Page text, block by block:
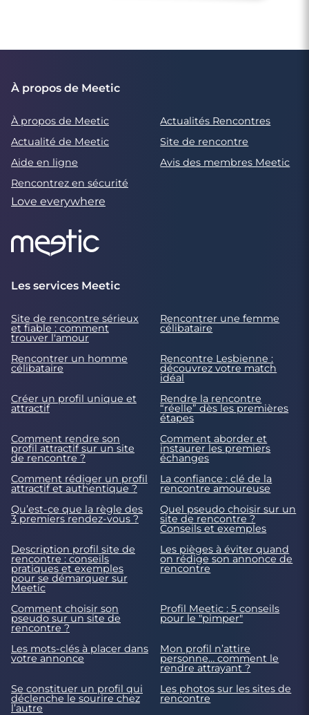
À propos de Meetic
À propos de Meetic
Actualités Rencontres
Actualité de Meetic
Site de rencontre
Aide en ligne
Avis des membres Meetic
Rencontrez en sécurité
Love everywhere
Les services Meetic
Site de rencontre sérieux
et fiable : comment
trouver l'amour
Rencontrer une femme
célibataire
Rencontrer un homme
célibataire
Rencontre Lesbienne :
découvrez votre match
idéal
Créer un profil unique et
attractif
Rendre la rencontre
“réelle” dès les premières
étapes
Comment rendre son
profil attractif sur un site
de rencontre ?
Comment aborder et
instaurer les premiers
échanges
Comment rédiger un profil
attractif et authentique ?
La confiance : clé de la
rencontre amoureuse
Qu’est-ce que la règle des
3 premiers rendez-vous ?
Quel pseudo choisir sur un
site de rencontre ?
Conseils et exemples
Description profil site de
rencontre : conseils
pratiques et exemples
pour se démarquer sur
Meetic
Les pièges à éviter quand
on rédige son annonce de
rencontre
Comment choisir son
pseudo sur un site de
rencontre ?
Profil Meetic : 5 conseils
pour le "pimper"
Les mots-clés à placer dans
votre annonce
Mon profil n’attire
personne… comment le
rendre attrayant ?
Se constituer un profil qui
déclenche le sourire chez
l’autre
Les photos sur les sites de
rencontre